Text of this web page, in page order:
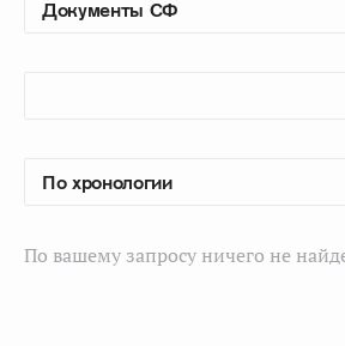
По вашему запросу ничего не